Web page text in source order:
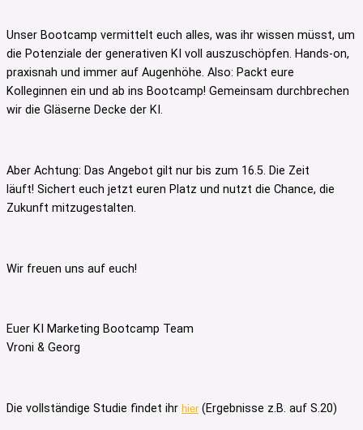
Unser Bootcamp vermittelt euch alles, was ihr wissen müsst, um
die Potenziale der generativen KI voll auszuschöpfen. Hands-on,
praxisnah und immer auf Augenhöhe. Also: Packt eure
Kolleginnen ein und ab ins Bootcamp! Gemeinsam durchbrechen
wir die Gläserne Decke der KI.
Aber Achtung: Das Angebot gilt nur bis zum 16.5. Die Zeit
läuft! Sichert euch jetzt euren Platz und nutzt die Chance, die
Zukunft mitzugestalten.
Wir freuen uns auf euch!
Euer KI Marketing Bootcamp Team
Vroni & Georg
Die vollständige Studie findet ihr hier(Ergebnisse z.B. auf S.20)